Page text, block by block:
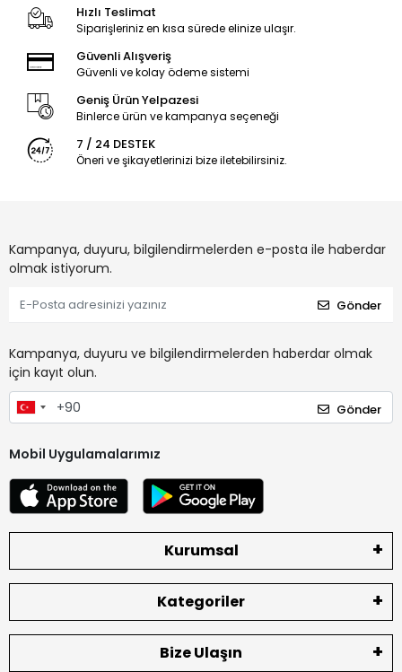
Hızlı Teslimat
Siparişleriniz en kısa sürede elinize ulaşır.
Güvenli Alışveriş
Güvenli ve kolay ödeme sistemi
Geniş Ürün Yelpazesi
Binlerce ürün ve kampanya seçeneği
7 / 24 DESTEK
Öneri ve şikayetlerinizi bize iletebilirsiniz.
Kampanya, duyuru, bilgilendirmelerden e-posta ile haberdar
olmak istiyorum.
Gönder
Kampanya, duyuru ve bilgilendirmelerden haberdar olmak
için kayıt olun.
Gönder
Mobil Uygulamalarımız
Kurumsal
Kategoriler
Bize Ulaşın